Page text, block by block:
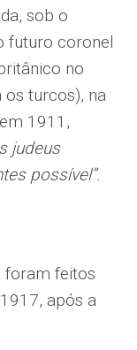
sob o
futuro coronel
no
os turcos), na
1911,
judeus
possível”.
foram feitos
após a